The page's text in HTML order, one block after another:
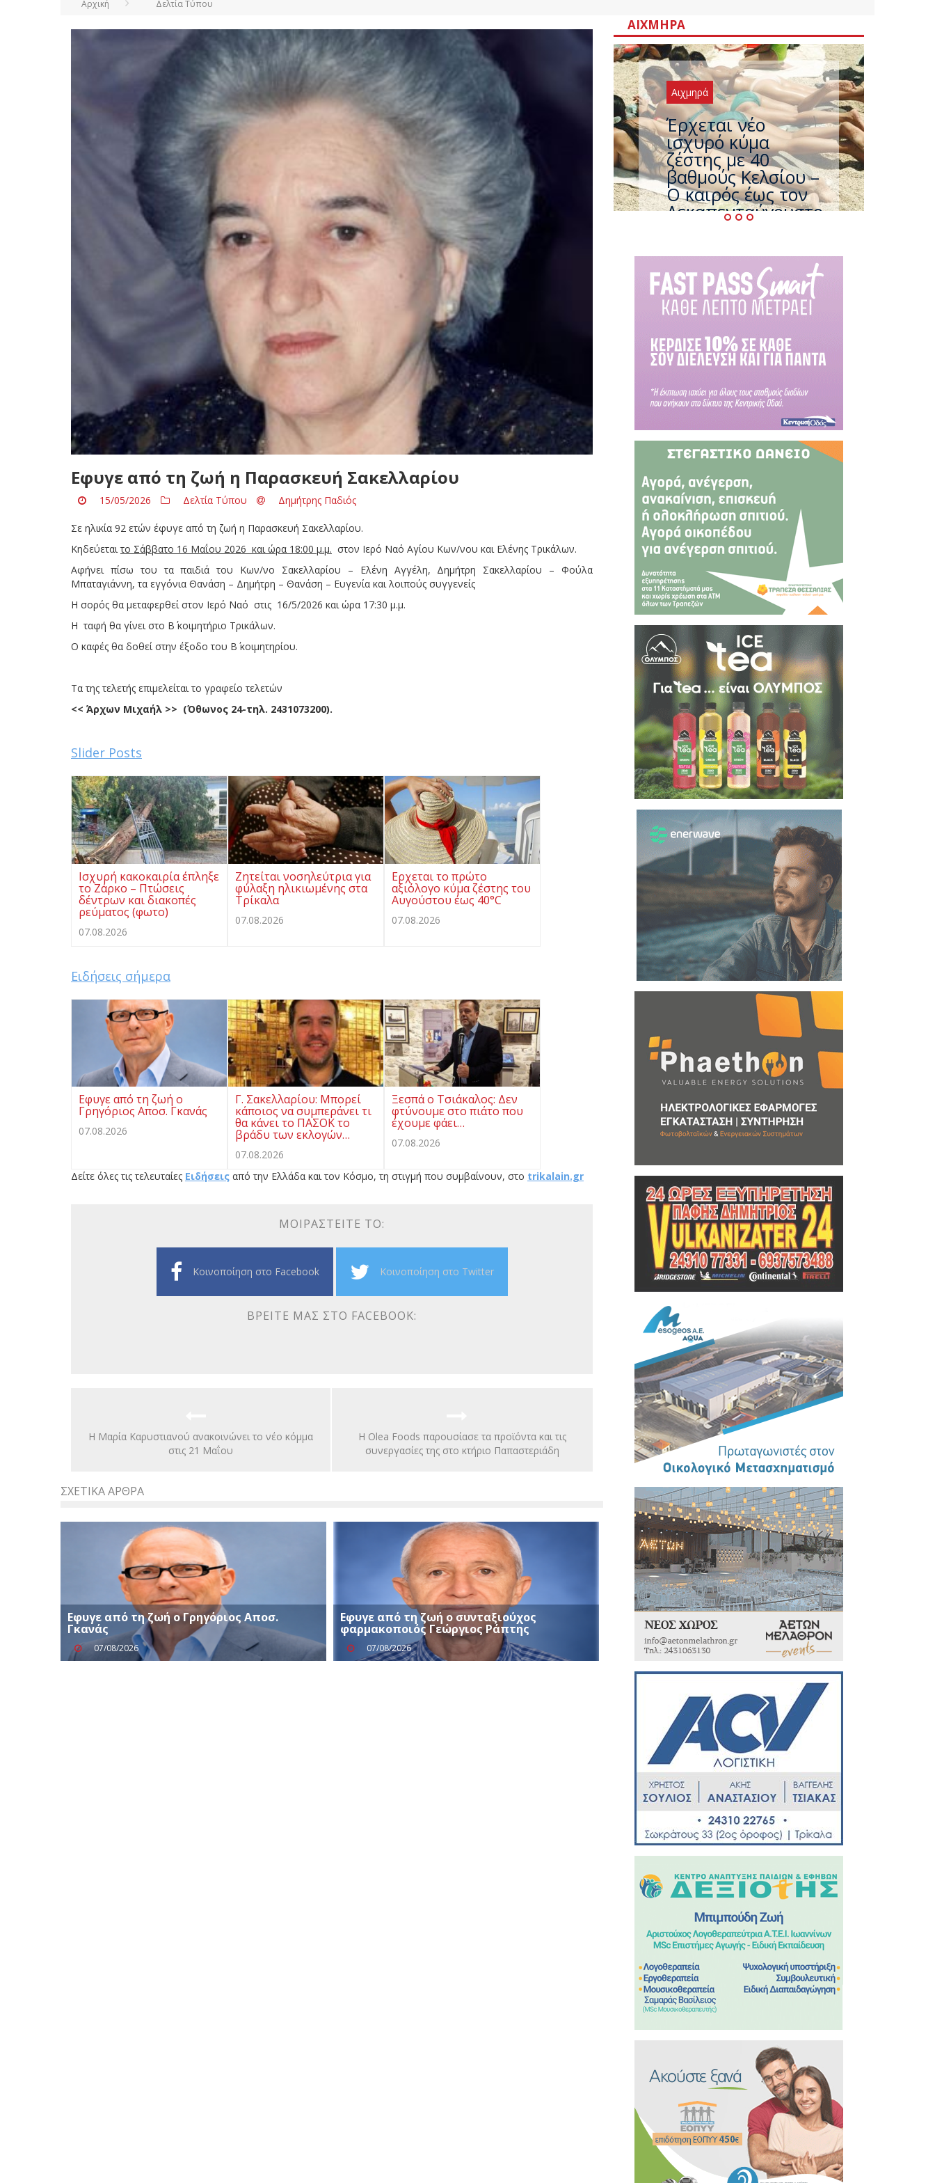
Αρχική Δελτία Τύπου
Εφυγε από τη ζωή η Παρασκευή Σακελλαρίου
15/05/2026 Δελτία Τύπου Δημήτρης Παδιός
Σε ηλικία 92 ετών έφυγε από τη ζωή η Παρασκευή Σακελλαρίου.
Κηδεύεταιτο Σάββατο 16 Μαΐου 2026 και ώρα 18:00 μ.μ. στον Ιερό Ναό Αγίου Κων/νου και Ελένης Τρικάλων.
Αφήνει πίσω του τα παιδιά του Κων/νο Σακελλαρίου – Ελένη Αγγέλη, Δημήτρη Σακελλαρίου – Φούλα
Μπαταγιάννη, τα εγγόνια Θανάση – Δημήτρη – Θανάση – Ευγενία και λοιπούς συγγενείς
Η σορός θα μεταφερθεί στον Ιερό Ναό στις 16/5/2026 και ώρα 17:30 μ.μ.
Η ταφή θα γίνει στο Β΄ κοιμητήριο Τρικάλων.
Ο καφές θα δοθεί στην έξοδο του Β΄ κοιμητηρίου.
Τα της τελετής επιμελείται το γραφείο τελετών
<< Άρχων Μιχαήλ >> (Όθωνος 24-τηλ. 2431073200).
Slider Posts
Ισχυρή κακοκαιρία έπληξε
το Ζάρκο – Πτώσεις
δέντρων και διακοπές
ρεύματος (φωτο)
07.08.2026
Ζητείται νοσηλεύτρια για
φύλαξη ηλικιωμένης στα
Τρίκαλα
07.08.2026
Ερχεται το πρώτο
αξιόλογο κύμα ζέστης του
Αυγούστου έως 40°C
07.08.2026
Ειδήσεις σήμερα
Eφυγε από τη ζωή ο
Γρηγόριος Αποσ. Γκανάς
07.08.2026
Γ. Σακελλαρίου: Μπορεί
κάποιος να συμπεράνει τι
θα κάνει το ΠΑΣΟΚ το
βράδυ των εκλογών…
07.08.2026
Ξεσπά ο Τσιάκαλος: Δεν
φτύνουμε στο πιάτο που
έχουμε φάει…
07.08.2026
Δείτε όλες τις τελευταίες Ειδήσεις από την Ελλάδα και τον Κόσμο, τη στιγμή που συμβαίνουν, στο trikalain.gr
ΜΟΙΡΑΣΤΕΊΤΕ ΤΟ:
Κοινοποίηση στο Facebook Κοινοποίηση στο Twitter
ΒΡΕΊΤΕ ΜΑΣ ΣΤΟ FACEBOOK:
Η Μαρία Καρυστιανού ανακοινώνει το νέο κόμμα
στις 21 Μαΐου
Η Olea Foods παρουσίασε τα προϊόντα και τις
συνεργασίες της στο κτήριο Παπαστεριάδη
ΣΧΕΤΙΚΆ ΆΡΘΡΑ
Eφυγε από τη ζωή ο Γρηγόριος Αποσ.
Γκανάς
07/08/2026
Εφυγε από τη ζωή ο συνταξιούχος
φαρμακοποιός Γεώργιος Ράπτης
07/08/2026
ΑΙΧΜΗΡΆ
Αιχμηρά
Άφαντος ο
Τσίπρας… την ώρα
που η χώρα
καίγεται